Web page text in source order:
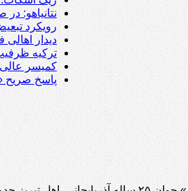
نتانیاهو:
رویکرد
دیدار
ترکیه ظرفیت مسیر
کمیسر
پاسخ صریح